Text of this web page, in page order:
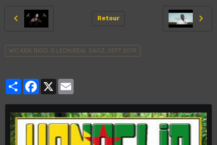
Retour
WIC KEN; BIGO; D LEON;REAL DAGZ; SEPT 2019
PartagerFacebook